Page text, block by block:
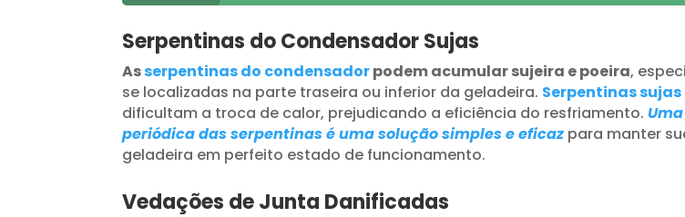
Serpentinas do Condensador Sujas
Asserpentinas do condensadorpodem acumular sujeira e poeira,
se localizadas na parte traseira ou inferior da geladeira. Serpentinas sujas
dificultam a troca de calor, prejudicando a eficiência do resfriamento.
periódica das serpentinas é uma solução simples e eficaz para manter
geladeira em perfeito estado de funcionamento.
Vedações de Junta Danificadas